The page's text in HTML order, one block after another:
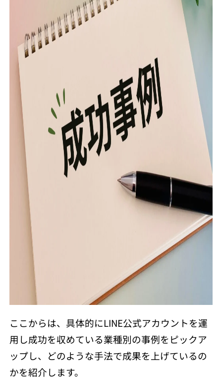
ここからは、具体的にLINE公式アカウントを運
用し成功を収めている業種別の事例をピックア
ップし、どのような手法で成果を上げているの
かを紹介します。